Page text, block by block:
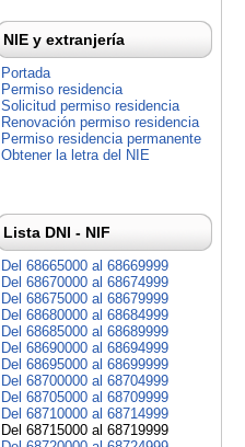
NIE y extranjería
Portada
Permiso residencia
Solicitud permiso residencia
Renovación permiso residencia
Permiso residencia permanente
Obtener la letra del NIE
Lista DNI - NIF
Del 68665000 al 68669999
Del 68670000 al 68674999
Del 68675000 al 68679999
Del 68680000 al 68684999
Del 68685000 al 68689999
Del 68690000 al 68694999
Del 68695000 al 68699999
Del 68700000 al 68704999
Del 68705000 al 68709999
Del 68710000 al 68714999
Del 68715000 al 68719999